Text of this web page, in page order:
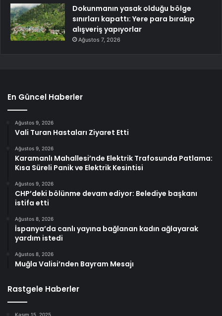
Dokunmanın yasak olduğu bölge
sınırları kapattı: Yere para bırakıp
alışveriş yapıyorlar
Ağustos 7, 2026
En Güncel Haberler
Ağustos 9, 2026
Vali Turan Hastaları Ziyaret Etti
Ağustos 9, 2026
Karamanlı Mahallesi’nde Elektrik Trafosunda Patlama:
Kısa Süreli Panik ve Elektrik Kesintisi
Ağustos 9, 2026
CHP’deki bölünme devam ediyor: Belediye başkanı
istifa etti
Ağustos 8, 2026
İspanya’da canlı yayına bağlanan kadın ağlayarak
yardım istedi
Ağustos 8, 2026
Muğla Valisi’nden Bayram Mesajı
Rastgele Haberler
Kasım 15, 2025